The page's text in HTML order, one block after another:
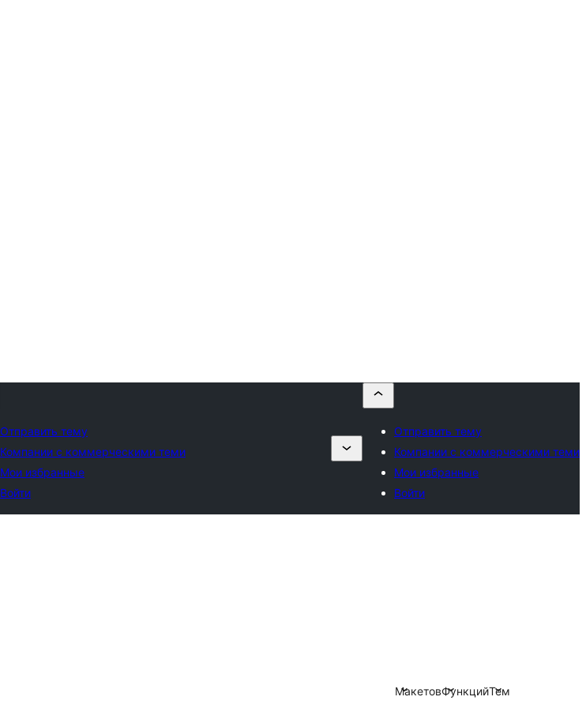
Отправить тему
Компании с коммерческими теми
Мои избранные
Войти
Отправить тему
Компании с коммерческими теми
Мои избранные
Войти
МакетовФункцийТем